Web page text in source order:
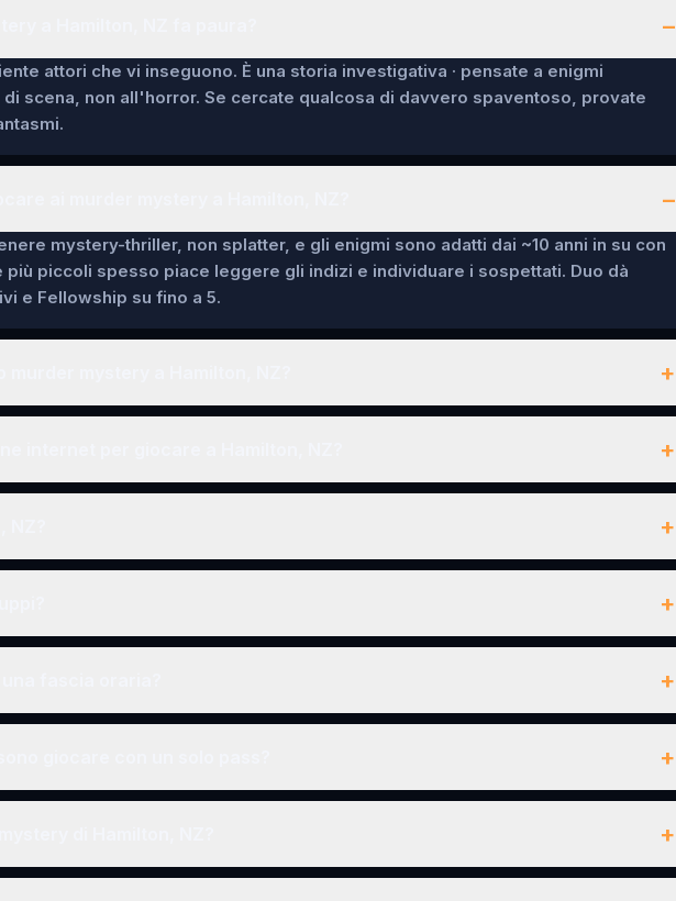
–
attori che vi inseguono. È una storia investigativa · pensate a enigmi
scena, non all'horror. Se cercate qualcosa di davvero spaventoso, provate
–
mystery-thriller, non splatter, e gli enigmi sono adatti dai ~10 anni in su con
più piccoli spesso piace leggere gli indizi e individuare i sospettati. Duo dà
e Fellowship su fino a 5.
+
+
+
+
+
+
+